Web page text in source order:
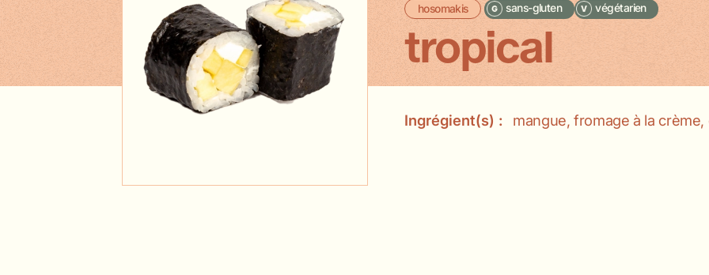
hosomakis sans-gluten végétarien
tropical
Ingrégient(s) : mangue, fromage à la